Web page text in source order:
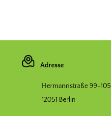
Adresse
Hermannstraße 99-105
12051 Berlin